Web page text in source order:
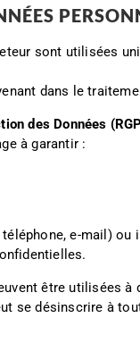
sont utilisées
dans le
des Données
à garantir :
e-mail) ou
être utilisées
se désinscrire à